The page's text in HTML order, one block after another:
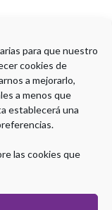
para que nuestro
cookies de
a mejorarlo,
a menos que
establecerá una
las cookies que
Siguiente